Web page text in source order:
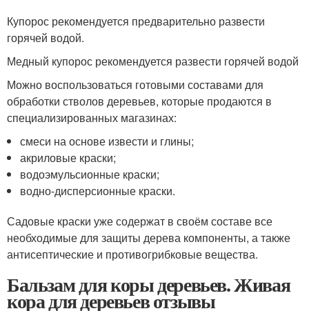
Купорос рекомендуется предварительно развести
горячей водой.
Медный купорос рекомендуется развести горячей водой
Можно воспользоваться готовыми составами для
обработки стволов деревьев, которые продаются в
специализированных магазинах:
смеси на основе извести и глины;
акриловые краски;
водоэмульсионные краски;
водно-дисперсионные краски.
Садовые краски уже содержат в своём составе все
необходимые для защиты дерева компоненты, а также
антисептические и противогрибковые вещества.
Бальзам для коры деревьев. Живая
кора для деревьев отзывы